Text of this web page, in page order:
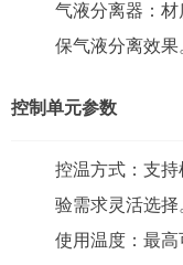
气液分离器：
保气液分离效果
控制单元参数
控温方式：支
验需求灵活选择
使用温度：最高